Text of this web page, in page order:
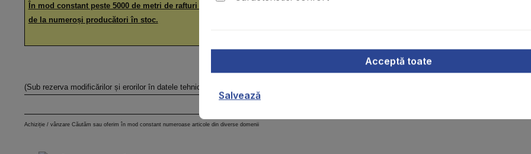
În mod constant peste 5000 de metri de rafturi pentru paleți
de la numeroși producători în stoc.
(Sub rezerva modificărilor și erorilor în datele tehnice, informații și prețuri, precum și a vânzării prealabile! A se vedea TCG, toate prețurile fără TVA
Achiziție / vânzare Căutăm sau oferim în mod constant numeroase articole din diverse domenii
Acceptă toate
Salvează